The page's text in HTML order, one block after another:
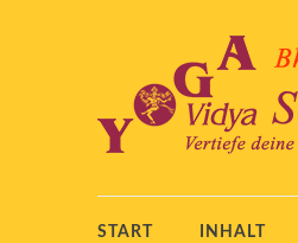
START INHALT